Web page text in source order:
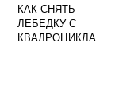
КАК СНЯТЬ
ЛЕБЕДКУ С
КВАДРОЦИКЛА